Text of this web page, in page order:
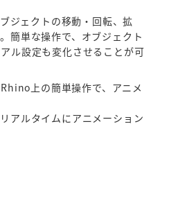
ジェクトの移動・回転、拡
簡単な操作で、オブジェクト
ル設定も変化させることが可
上の簡単操作で、アニメ
アルタイムにアニメーション